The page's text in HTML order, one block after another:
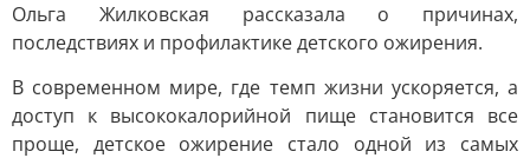
Ольга Жилковская рассказала о причинах,
последствиях и профилактике детского ожирения.
В современном мире, где темп жизни ускоряется, а
доступ к высококалорийной пище становится все
проще, детское ожирение стало одной из самых